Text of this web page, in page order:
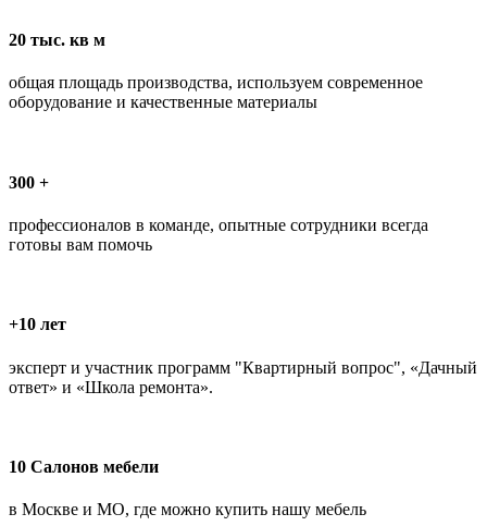
20 тыс. кв м
общая площадь производства, используем современное
оборудование и качественные материалы
300 +
профессионалов в команде, опытные сотрудники всегда
готовы вам помочь
+10 лет
эксперт и участник программ "Квартирный вопрос", «Дачный
ответ» и «Школа ремонта».
10 Салонов мебели
в Москве и МО, где можно купить нашу мебель